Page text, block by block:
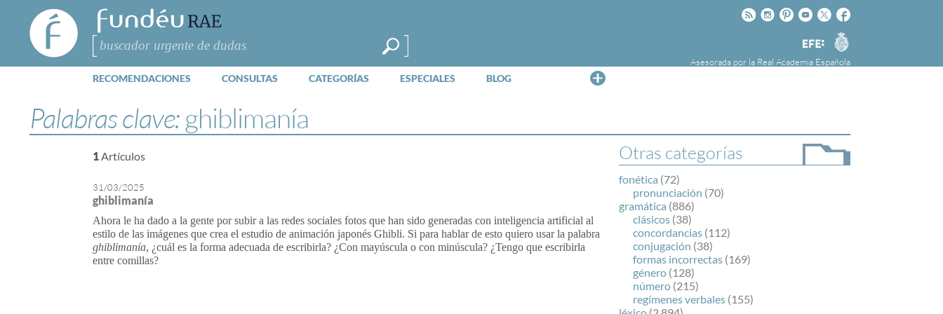
FundéuRAE
- Fundación
del Español
Urgente
Buscar
Facebook
Twitter
Youtube
Pinteres
Instagram
Rss
Agencia
EFE
Asesorada por la Real Academia Española
RECOMENDACIONES CONSULTAS CATEGORÍAS ESPECIALES BLOG
la Agencia Efe y la Real Academia Española,
cuyo objetivo es colaborar con el buen uso del
español en los medios de comunicación y en
Internet.
Palabras clave:ghiblimanía
Otras categorías
fonética (72)
pronunciación (70)
gramática (886)
clásicos (38)
concordancias (112)
conjugación (38)
formas incorrectas (169)
género (128)
número (215)
regímenes verbales (155)
1Artículos
31/03/2025
ghiblimanía
Ahora le ha dado a la gente por subir a las redes sociales fotos que han sido generadas con inteligencia artificial al
estilo de las imágenes que crea el estudio de animación japonés Ghibli. Si para hablar de esto quiero usar la palabra
ghiblimanía, ¿cuál es la forma adecuada de escribirla? ¿Con mayúscula o con minúscula? ¿Tengo que escribirla
entre comillas?